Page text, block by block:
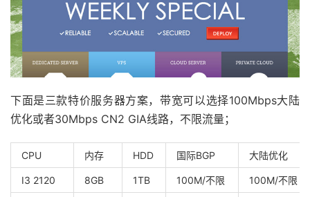
下面是三款特价服务器方案，带宽可以选择100Mbps大陆
优化或者30Mbps CN2 GIA线路，不限流量；
CPU 内存 HDD 国际BGP 大陆优化
I3 2120 8GB 1TB 100M/不限 100M/不限